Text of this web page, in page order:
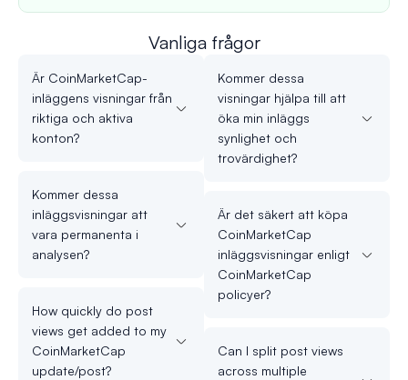
Vanliga frågor
Är CoinMarketCap-
inläggens visningar från
riktiga och aktiva
konton?
Kommer dessa
inläggsvisningar att
vara permanenta i
analysen?
How quickly do post
views get added to my
CoinMarketCap
update/post?
Kommer dessa
visningar hjälpa till att
öka min inläggs
synlighet och
trovärdighet?
Är det säkert att köpa
CoinMarketCap
inläggsvisningar enligt
CoinMarketCap
policyer?
Can I split post views
across multiple